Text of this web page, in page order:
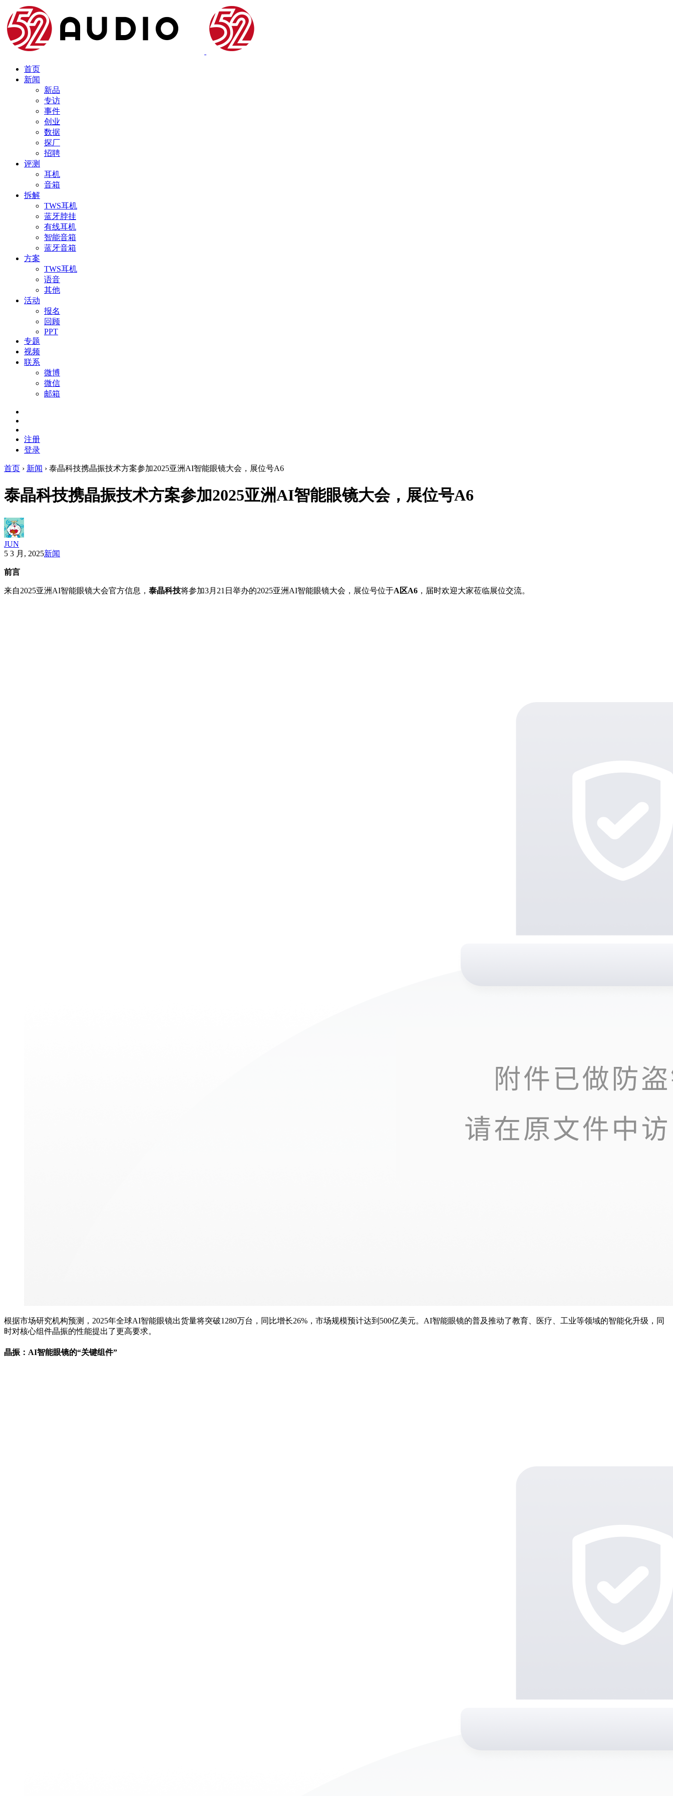
首页
新闻
新品
专访
事件
创业
数据
探厂
招聘
评测
耳机
音箱
拆解
TWS耳机
蓝牙脖挂
有线耳机
智能音箱
蓝牙音箱
方案
TWS耳机
语音
其他
活动
报名
回顾
PPT
专题
视频
联系
微博
微信
邮箱
注册
登录
首页 › 新闻 › 泰晶科技携晶振技术方案参加2025亚洲AI智能眼镜大会，展位号A6
泰晶科技携晶振技术方案参加2025亚洲AI智能眼镜大会，展位号A6
JUN
5 3 月, 2025新闻
前言
来自2025亚洲AI智能眼镜大会官方信息， 泰晶科技将参加3月21日举办的2025亚洲AI智能眼镜大会，展位号位于A区A6 ，届时欢迎大家莅临展位交流。
根据市场研究机构预测，2025年全球AI智能眼镜出货量将突破1280万台，同比增长26%，市场规模预计达到500亿美元。AI智能眼镜的普及推动了教育、医疗、工业等领域的智能化升级，同
时对核心组件晶振的性能提出了更高要求。
晶振： AI智能眼镜的“关键组件”